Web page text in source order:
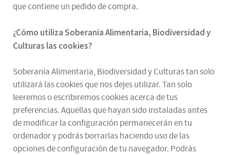
que contiene un pedido de compra.
¿Cómo utilizaSoberanía Alimentaria, Biodiversidad y
Culturas las cookies?
Soberanía Alimentaria, Biodiversidad y Culturas tan solo
utilizará las cookies que nos dejes utilizar. Tan solo
leeremos o escribiremos cookies acerca de tus
preferencias. Aquellas que hayan sido instaladas antes
de modificar la configuración permanecerán en tu
ordenador y podrás borrarlas haciendo uso de las
opciones de configuración de tu navegador. Podrás